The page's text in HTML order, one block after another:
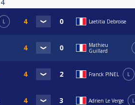
4
L Laetitia Debroise
Mathieu
Guillard
Franck PINEL L
Adrien Le Verge L